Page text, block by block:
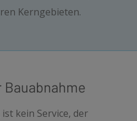
Kerngebieten.
Bauabnahme
kein Service, der